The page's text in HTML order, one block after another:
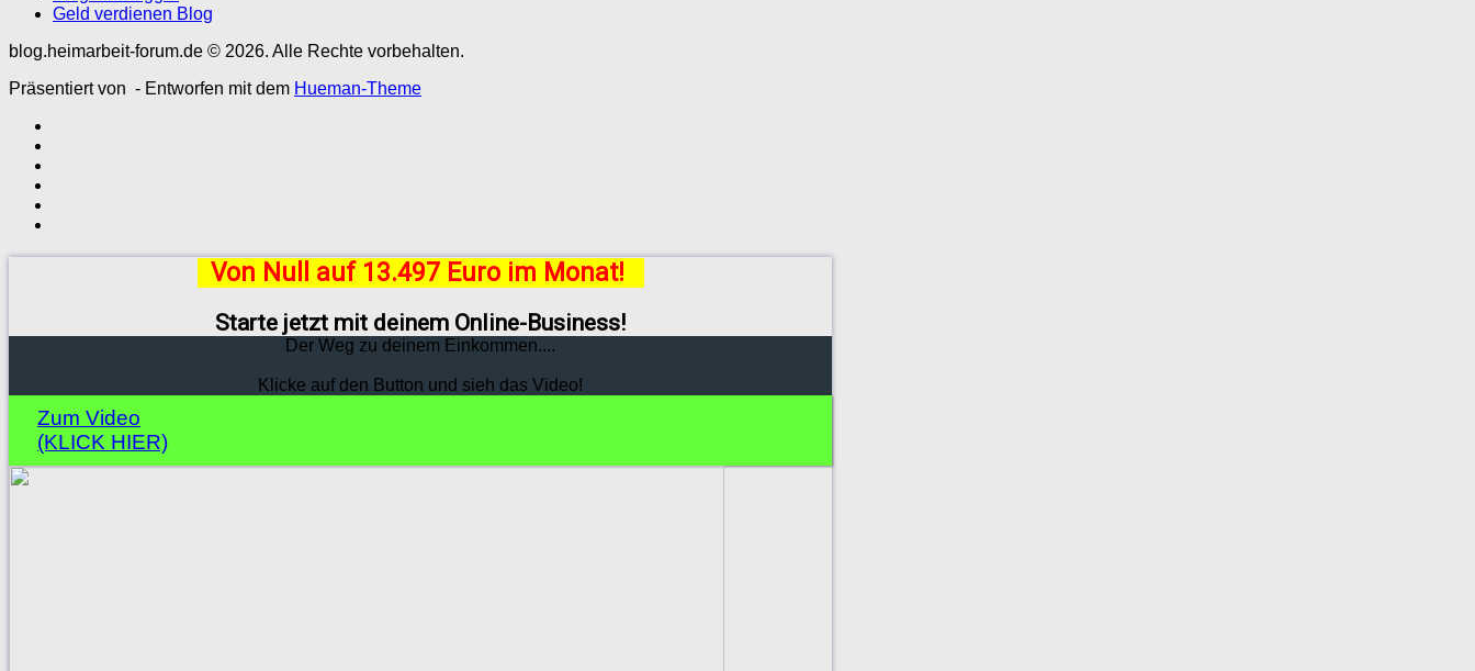
Geld verdienen Blog
blog.heimarbeit-forum.de © 2026. Alle Rechte vorbehalten.
Präsentiert von - Entworfen mit dem Hueman-Theme
Von Null auf 13.497 Euro im Monat!
Starte jetzt mit deinem Online-Business!
Der Weg zu deinem Einkommen....
Klicke auf den Button und sieh das Video!
Zum Video
(KLICK HIER)